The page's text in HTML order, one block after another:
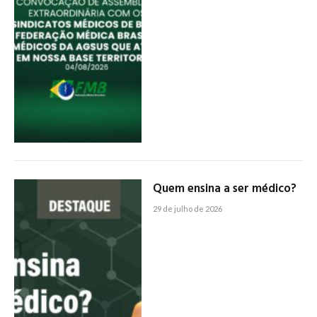
Quem ensina a ser médico?
29 de julho de 2026